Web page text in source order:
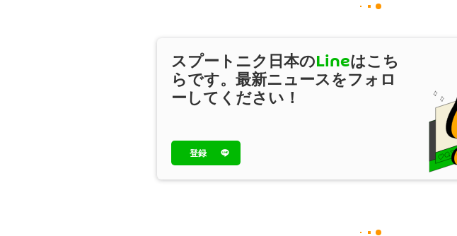
スプートニク日本のLineはこち
らです。最新ニュースをフォロ
ーしてください！
登録